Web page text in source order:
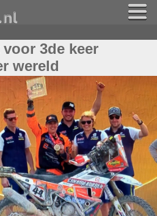
3de keer
wereld